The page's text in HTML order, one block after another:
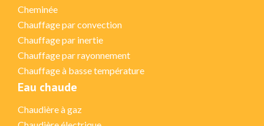
Cheminée
Chauffage par convection
Chauffage par inertie
Chauffage par rayonnement
Chauffage à basse température
Eau chaude
Chaudière à gaz